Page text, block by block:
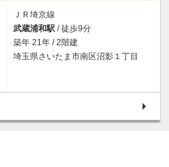
ＪＲ埼京線
武蔵浦和駅 / 徒歩9分
築年 21年 / 2階建
埼玉県さいたま市南区沼影１丁目